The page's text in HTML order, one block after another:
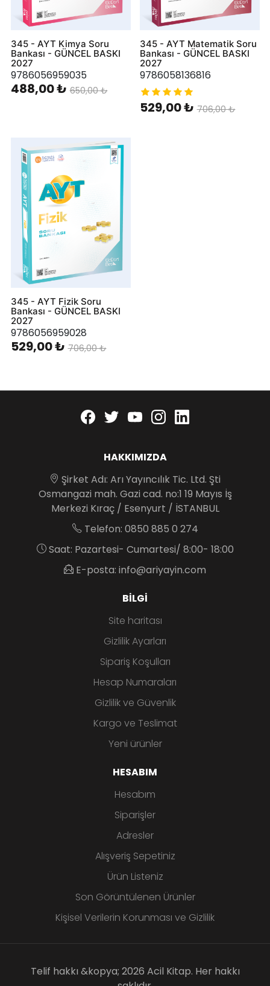
345 - AYT Kimya Soru
Bankası - GÜNCEL BASKI
2027
9786056959035
488,00 ₺ 650,00 ₺
345 - AYT Matematik Soru
Bankası - GÜNCEL BASKI
2027
9786058136816
529,00 ₺ 706,00 ₺
345 - AYT Fizik Soru
Bankası - GÜNCEL BASKI
2027
9786056959028
529,00 ₺ 706,00 ₺
Facebook
twitteryoutubeinstagram
HAKKIMIZDA
Şirket Adı: Arı Yayıncılık Tic. Ltd. Şti
Osmangazi mah. Gazi cad. no:1 19 Mayıs İş
Merkezi Kıraç / Esenyurt / İSTANBUL
Telefon: 0850 885 0 274
Saat: Pazartesi- Cumartesi/ 8:00- 18:00
E-posta: info@ariyayin.com
BILGI
Site haritası
Gizlilik Ayarları
Sipariş Koşulları
Hesap Numaraları
Gizlilik ve Güvenlik
Kargo ve Teslimat
Yeni ürünler
HESABIM
Hesabım
Siparişler
Adresler
Alışveriş Sepetiniz
Ürün Listeniz
Son Görüntülenen Ürünler
Kişisel Verilerin Korunması ve Gizlilik
Telif hakkı &kopya; 2026 Acil Kitap. Her hakkı